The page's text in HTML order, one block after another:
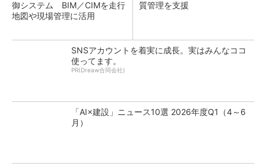
御システム BIM／CIMを走行
地図や現場管理に活用
質管理を支援
SNSアカウントを着実に成長。実はみんなココ
使ってます。
PR(Dreaw合同会社)
「AI×建設」ニュース10選 2026年度Q1（4～6
月）